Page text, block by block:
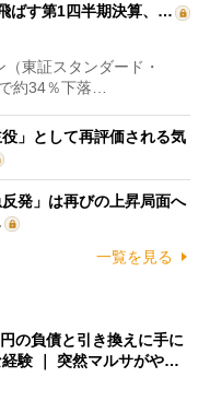
ばす第1四半期決算、…
東証スタンダード・
約34％下落…
」として再評価される気
発」は再びの上昇局面へ
一覧を見る
の負債と引き換えに手に
経験 ｜ 突然マルサがや…